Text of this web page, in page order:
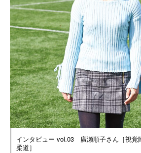
インタビュー vol.03 廣瀬順子さん［視覚
柔道］